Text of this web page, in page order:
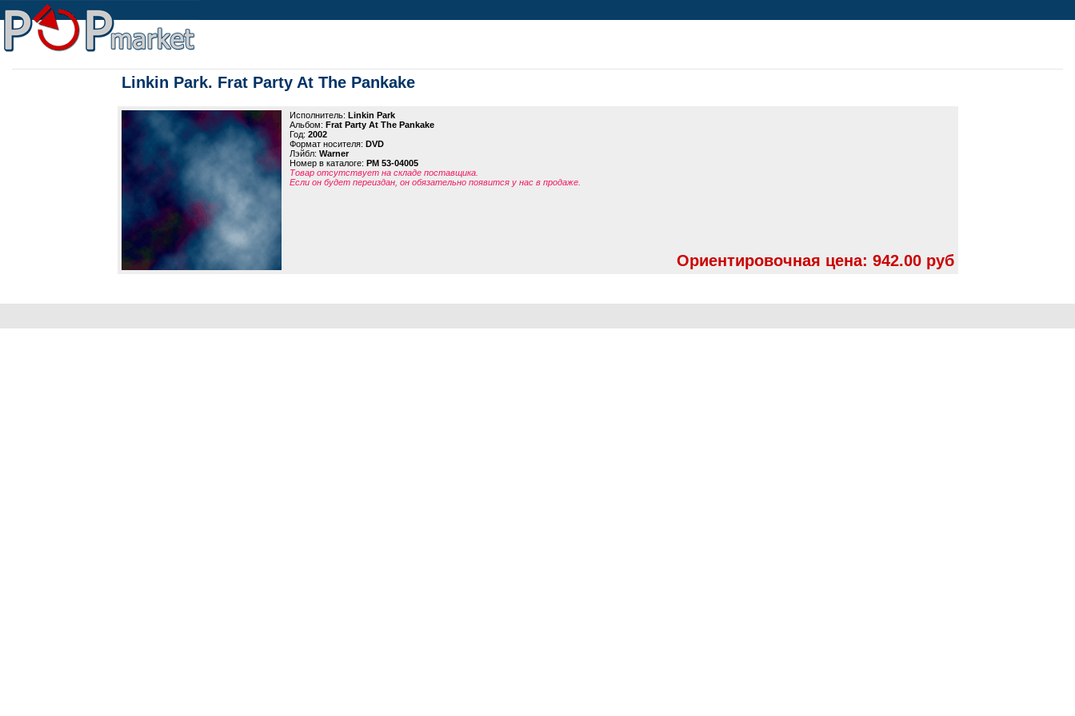
Linkin Park. Frat Party At The Pankake
Исполнитель: Linkin Park
Альбом: Frat Party At The Pankake
Год: 2002
Формат носителя: DVD
Лэйбл: Warner
Номер в каталоге: PM 53-04005
Товар отсутствует на складе поставщика.
Если он будет переиздан, он обязательно появится у нас в продаже.
Ориентировочная цена: 942.00 руб